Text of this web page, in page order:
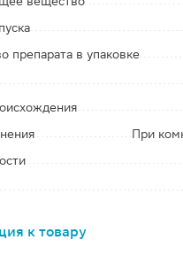
препарата в упаковке
При
к товару